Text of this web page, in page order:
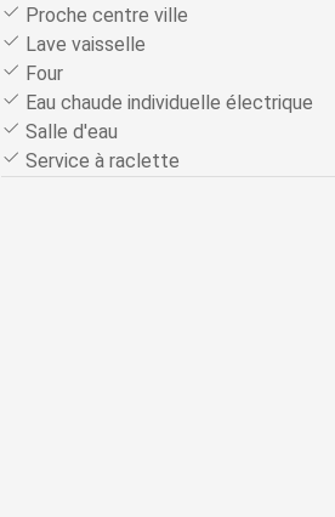
Proche centre ville
Lave vaisselle
Four
Eau chaude individuelle électrique
Salle d'eau
Service à raclette